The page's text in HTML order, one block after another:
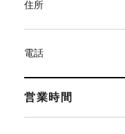
住所
電話
営業時間